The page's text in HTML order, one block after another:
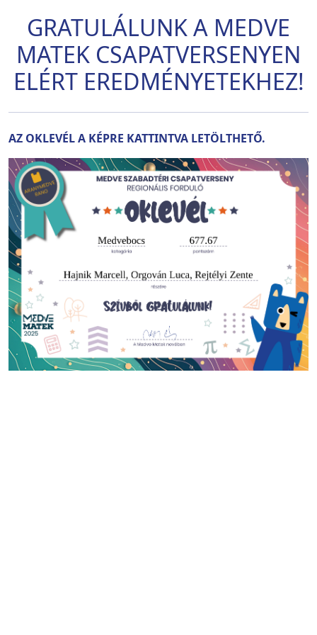
GRATULÁLUNK A MEDVE
MATEK CSAPATVERSENYEN
ELÉRT EREDMÉNYETEKHEZ!
AZ OKLEVÉL A KÉPRE KATTINTVA LETÖLTHETŐ.